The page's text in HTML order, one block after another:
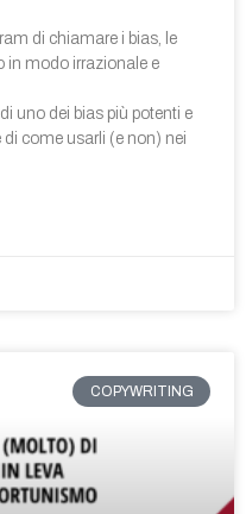
di chiamare i bias, le
in modo irrazionale e
uno dei bias più potenti e
come usarli (e non) nei
COPYWRITING